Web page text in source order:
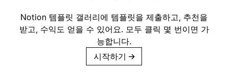
Notion 템플릿 갤러리에 템플릿을 제출하고, 추천을
받고, 수익도 얻을 수 있어요. 모두 클릭 몇 번이면 가
능합니다.
시작하기 →